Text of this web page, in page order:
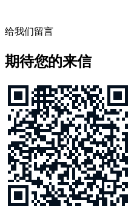
给我们留言
期待您的来信